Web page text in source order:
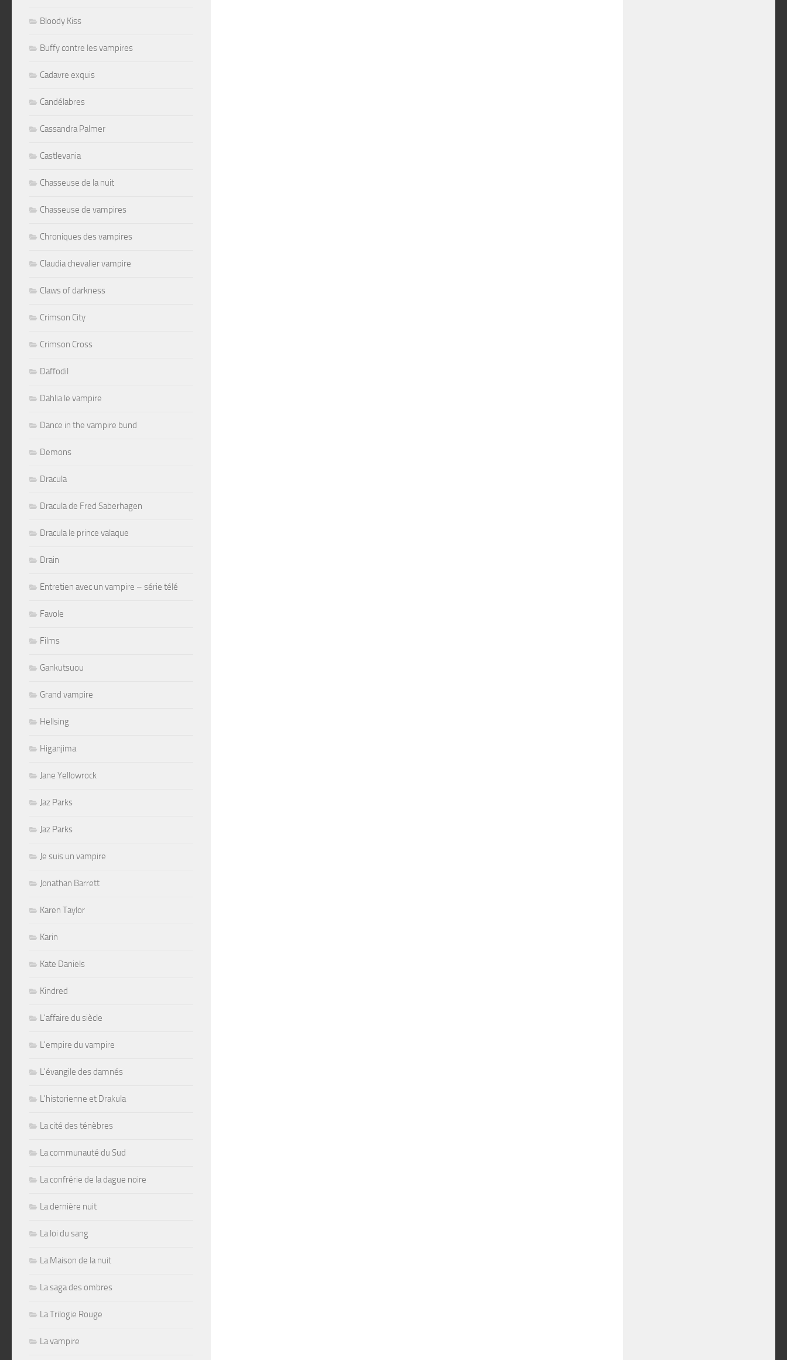
Bloody Kiss
Buffy contre les vampires
Cadavre exquis
Candélabres
Cassandra Palmer
Castlevania
Chasseuse de la nuit
Chasseuse de vampires
Chroniques des vampires
Claudia chevalier vampire
Claws of darkness
Crimson City
Crimson Cross
Daffodil
Dahlia le vampire
Dance in the vampire bund
Demons
Dracula
Dracula de Fred Saberhagen
Dracula le prince valaque
Drain
Entretien avec un vampire – série télé
Favole
Films
Gankutsuou
Grand vampire
Hellsing
Higanjima
Jane Yellowrock
Jaz Parks
Jaz Parks
Je suis un vampire
Jonathan Barrett
Karen Taylor
Karin
Kate Daniels
Kindred
L'affaire du siècle
L'empire du vampire
L'évangile des damnés
L'historienne et Drakula
La cité des ténèbres
La communauté du Sud
La confrérie de la dague noire
La dernière nuit
La loi du sang
La Maison de la nuit
La saga des ombres
La Trilogie Rouge
La vampire